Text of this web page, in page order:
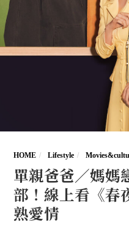
HOME Lifestyle
單親爸爸／媽媽
部！線上看《春
熟愛情